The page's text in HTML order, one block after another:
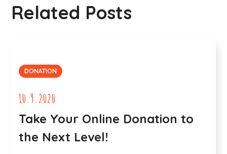
Related Posts
DONATION
10.9.2020
Take Your Online Donation to
the Next Level!